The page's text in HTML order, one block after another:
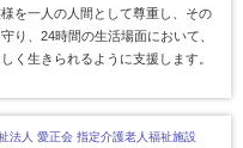
様を一人の人間として尊重し、その
り、24時間の生活場面において、
く生きられるように支援します。
法人 愛正会 指定介護老人福祉施設